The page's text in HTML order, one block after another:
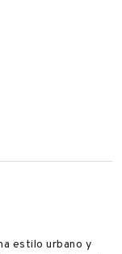
estilo urbano y